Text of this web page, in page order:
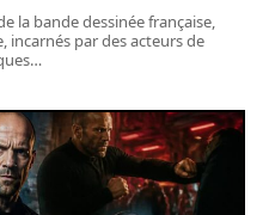
la bande dessinée française,
incarnés par des acteurs de
…